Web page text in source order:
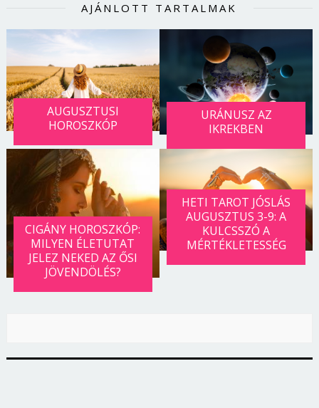
AJÁNLOTT TARTALMAK
AUGUSZTUSI
HOROSZKÓP
URÁNUSZ AZ
IKREKBEN
CIGÁNY HOROSZKÓP:
MILYEN ÉLETUTAT
JELEZ NEKED AZ ŐSI
JÖVENDÖLÉS?
HETI TAROT JÓSLÁS
AUGUSZTUS 3-9: A
KULCSSZÓ A
MÉRTÉKLETESSÉG